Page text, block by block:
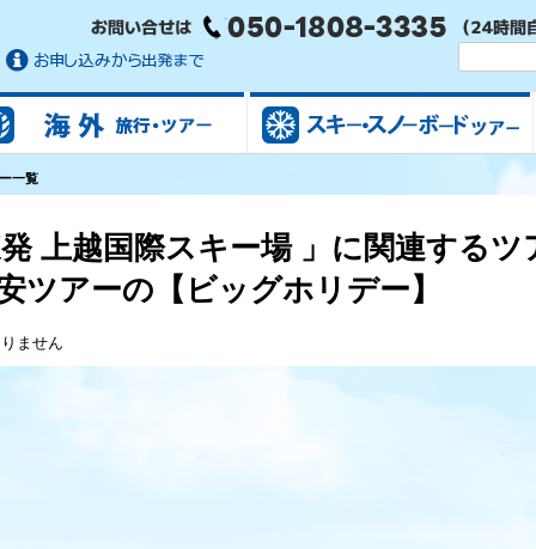
行/ツアー 海外旅行/ツアー
一覧
発 上越国際スキー場 」に関連するツ
ツアーの【ビッグホリデー】
ません